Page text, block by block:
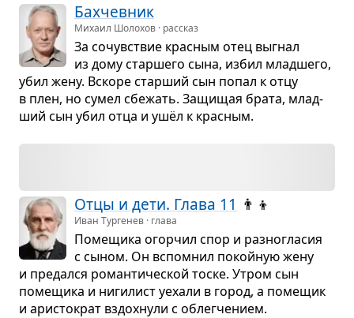
Бах­чев­ник
Михаил Шолохов · рассказ
За сочув­ствие крас­ным отец выгнал
из дому стар­шего сына, избил млад­шего,
убил жену. Вскоре стар­ший сын попал к отцу
в плен, но сумел сбе­жать. Защи­щая брата, млад­
ший сын убил отца и ушёл к крас­ным.
Отцы и дети. Глава 11 👨‍👦
Иван Тургенев · глава
Поме­щика огор­чил спор и раз­но­гла­сия
с сыном. Он вспо­мнил покой­ную жену
и пре­дался роман­ти­че­ской тоске. Утром сын
поме­щика и ниги­лист уехали в город, а поме­щик
и ари­сто­крат вздох­нули с облег­че­нием.